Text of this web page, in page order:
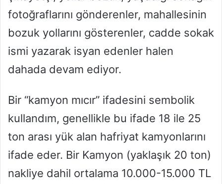
fotoğraflarını gönderenler, mahallesinin
bozuk yollarını gösterenler, cadde sokak
ismi yazarak isyan edenler halen
dahada devam ediyor.
Bir “kamyon mıcır” ifadesini sembolik
kullandım, genellikle bu ifade 18 ile 25
ton arası yük alan hafriyat kamyonlarını
ifade eder. Bir Kamyon (yaklaşık 20 ton)
nakliye dahil ortalama 10.000-15.000 TL